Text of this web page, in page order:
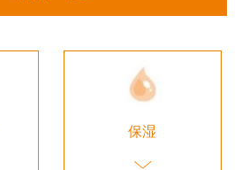
保湿